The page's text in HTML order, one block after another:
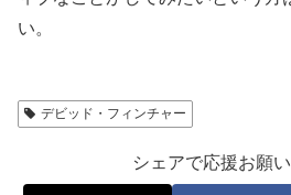
い。
デビッド・フィンチャー
シェアで応援お願い